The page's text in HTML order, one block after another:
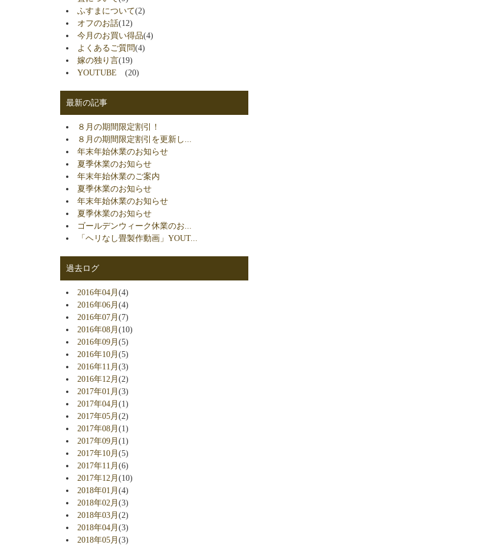
ふすまについて(2)
オフのお話(12)
今月のお買い得品(4)
よくあるご質問(4)
嫁の独り言(19)
YOUTUBE(20)
最新の記事
８月の期間限定割引！
８月の期間限定割引を更新し...
年末年始休業のお知らせ
夏季休業のお知らせ
年末年始休業のご案内
夏季休業のお知らせ
年末年始休業のお知らせ
夏季休業のお知らせ
ゴールデンウィーク休業のお...
「ヘリなし畳製作動画」YOUT...
過去ログ
2016年04月(4)
2016年06月(4)
2016年07月(7)
2016年08月(10)
2016年09月(5)
2016年10月(5)
2016年11月(3)
2016年12月(2)
2017年01月(3)
2017年04月(1)
2017年05月(2)
2017年08月(1)
2017年09月(1)
2017年10月(5)
2017年11月(6)
2017年12月(10)
2018年01月(4)
2018年02月(3)
2018年03月(2)
2018年04月(3)
2018年05月(3)